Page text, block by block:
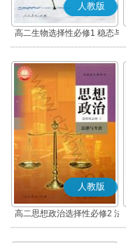
人教版
高二生物选择性必修1 稳态与
调节
人教版
高二思想政治选择性必修2 法
律与生活(部编版)